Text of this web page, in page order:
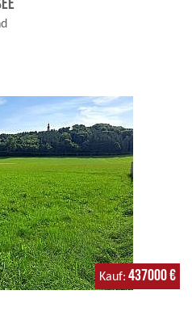
Kauf 437000 €